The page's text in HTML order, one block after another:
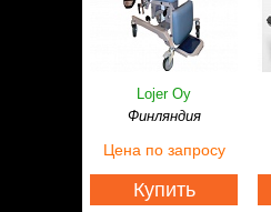
Lojer Oy
Финляндия
Цена по запросу
Купить